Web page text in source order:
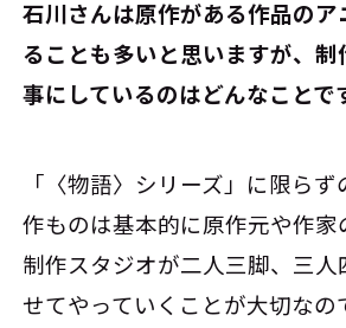
――石川さんは原作がある作品の
ることも多いと思いますが、制
事にしているのはどんなことで
「〈物語〉シリーズ」に限ら
作ものは基本的に原作元や作家
制作スタジオが二人三脚、三
せてやっていくことが大切なの